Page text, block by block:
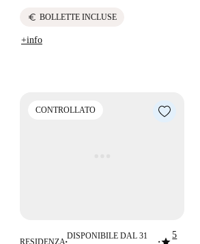
euro BOLLETTE INCLUSE
+info
CONTROLLATO
RESIDENZA■
DISPONIBILE DAL 31
■
5